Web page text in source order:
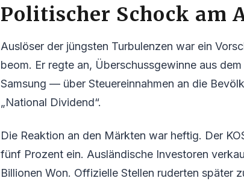
Politischer Schock am
Auslöser der jüngsten Turbulenzen war ein
beom. Er regte an, Überschussgewinne aus
Samsung — über Steuereinnahmen an die
„National Dividend“.
Die Reaktion an den Märkten war heftig. Der
fünf Prozent ein. Ausländische Investoren
Billionen Won. Offizielle Stellen ruderten später